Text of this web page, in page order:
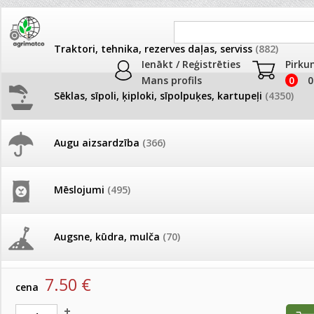
Ienākt / Reģistrēties
Mans profils
0
Traktori, tehnika, rezerves daļas, serviss (882)
Sēklas, sīpoli, ķiploki, sīpolpuķes, kartupeļi (4350)
Augu aizsardzība (366)
Mēslojumi (495)
Augsne, kūdra, mulča (70)
Podi un kasetes
JAUNUMI
Pašlasīšanas vietu katalogs
26.05. Vebinārs - Kā ierobežot
gliemežus piemājas dārzā un
Darba laiks Līgo svētkos
Ūdens piemērotības noteikšana
AKCIJAS
frēze + mulčieris +
AKCIJAS komplekts -
Samtenes
Produkti »Sēklas, sīpoli, ķiploki, sīpolpuķes, kartupeļi
Samtenes
Samtenes Bonanza Formula Mix 500 s(MS)
artikuls:
cena 7.50 €